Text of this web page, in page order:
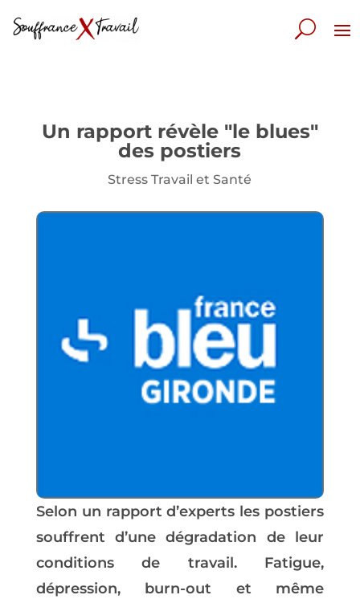
Un rapport révèle "le blues"
des postiers
Stress Travail et Santé
Selon un rapport d’experts les postiers
souffrent d’une dégradation de leur
conditions de travail. Fatigue,
dépression, burn-out et même